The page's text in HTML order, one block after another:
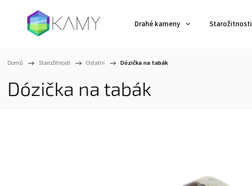
Drahé kameny Starožitnosti
Domů / Starožitnosti / Ostatní / Dózička na tabák
Dózička na tabák